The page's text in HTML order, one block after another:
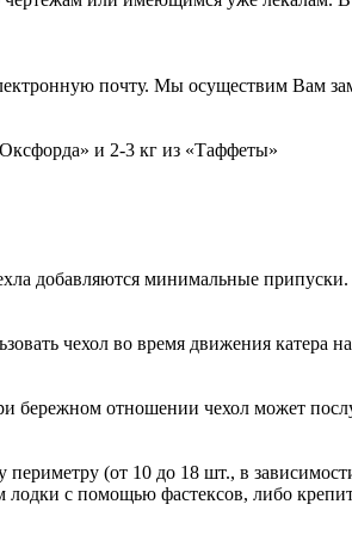
почту. Мы осуществим Вам
и 2-3 кг из «Таффеты»
добавляются минимальные припуски.
чехол во время движения катера
бережном отношении чехол может
(от 10 до 18 шт., в
лодки с помощью фастексов, либо